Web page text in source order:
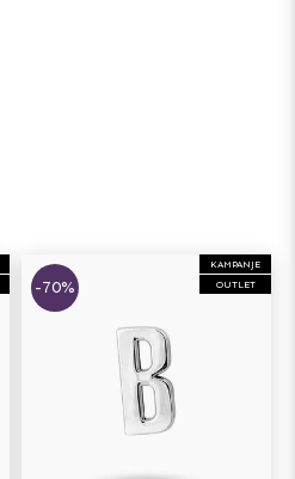
KAMPANJE
OUTLET
-70%